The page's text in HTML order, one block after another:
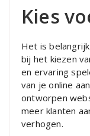
Kies
Het is
bij het kiezen
en ervaring
van je online
ontworpen
meer klanten
verhogen.